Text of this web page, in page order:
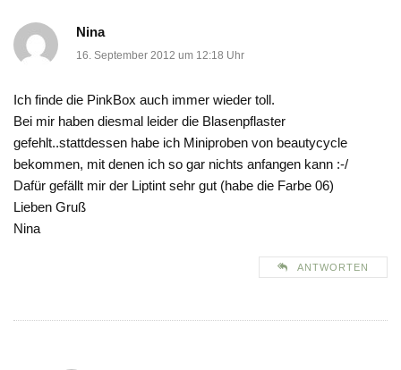
Nina
16. September 2012 um 12:18 Uhr
Ich finde die PinkBox auch immer wieder toll.
Bei mir haben diesmal leider die Blasenpflaster
gefehlt..stattdessen habe ich Miniproben von beautycycle
bekommen, mit denen ich so gar nichts anfangen kann :-/
Dafür gefällt mir der Liptint sehr gut (habe die Farbe 06)
Lieben Gruß
Nina
ANTWORTEN